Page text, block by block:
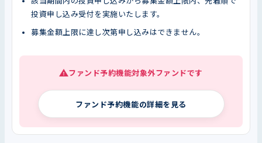
投資申し込み受付を実施いたします。
募集金額上限に達し次第申し込みはできません。
ファンド予約機能対象外ファンドです
ファンド予約機能の詳細を見る